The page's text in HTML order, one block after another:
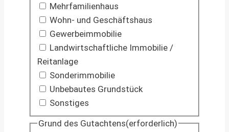
Mehrfamilienhaus
Wohn- und Geschäftshaus
Gewerbeimmobilie
Landwirtschaftliche Immobilie /
Reitanlage
Sonderimmobilie
Unbebautes Grundstück
Sonstiges
Grund des Gutachtens(erforderlich)